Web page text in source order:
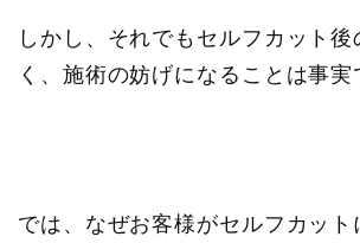
しかし、それでもセルフカット
く、施術の妨げになることは事実
では、なぜお客様がセルフカット